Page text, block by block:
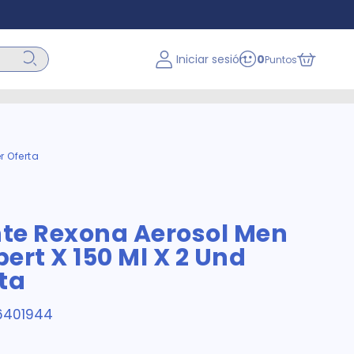
Iniciar sesión 0Puntos
Oferta
Rexona Aerosol Men
X 150 Ml X 2 Und